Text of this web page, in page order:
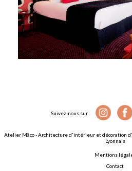
Suivez-nous sur
Atelier Mäco - Architecture d'intérieur et décoration
Lyonnais
Mentions
Contact